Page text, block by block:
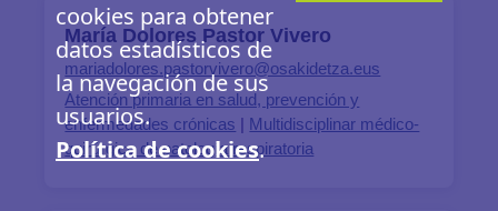
María Dolores Pastor Vivero
mariadolores.pastorvivero@osakidetza.eus
Atención primaria en salud, prevención y
enfermedades crónicas | Multidisciplinar médico-
quirúrgico de patología respiratoria
cookies para obtener
datos estadísticos de
la navegación de sus
usuarios.
Política de cookies.